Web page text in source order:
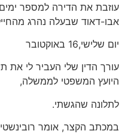
עוזבת את הדירה למספר
אבו-דאוד שבעלה נהרג
יום שלישי,16 באוקטובר
עורך הדין שלי העביר לי את
היועץ המשפטי לממשלה,
לתלונה שהגשתי.
במכתב הקצר, אומר